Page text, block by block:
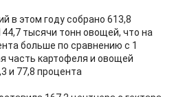
в этом году собрано 613,8
тысячи тонн овощей, что на
больше по сравнению с 1
часть картофеля и овощей
и 77,8 процента